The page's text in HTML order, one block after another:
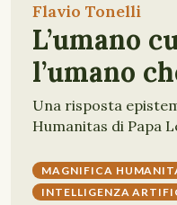
Flavio Tonelli
L’umano
l’umano
Una risposta
Humanitas di Papa
MAGNIFICA
INTELLIGENZA